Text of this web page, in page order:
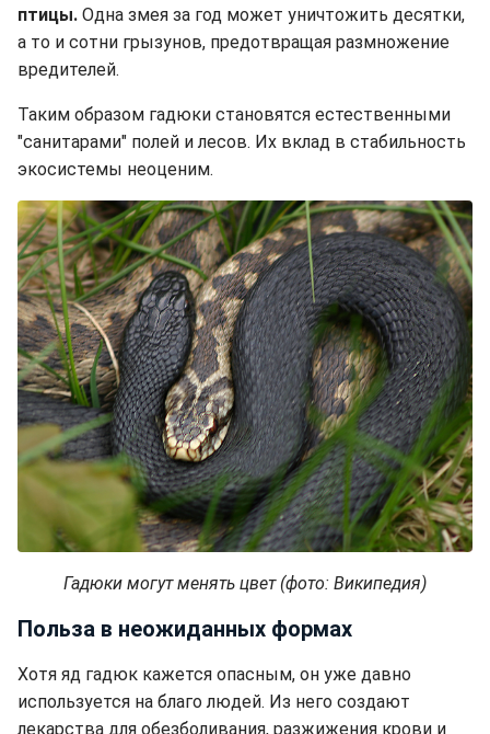
птицы. Одна змея за год может уничтожить десятки,
а то и сотни грызунов, предотвращая размножение
вредителей.
Таким образом гадюки становятся естественными
"санитарами" полей и лесов. Их вклад в стабильность
экосистемы неоценим.
Гадюки могут менять цвет (фото: Википедия)
Польза в неожиданных формах
Хотя яд гадюк кажется опасным, он уже давно
используется на благо людей. Из него создают
лекарства для обезболивания, разжижения крови и